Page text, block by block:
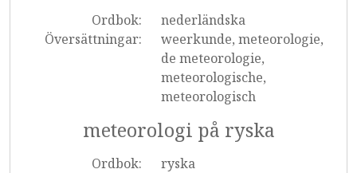
Ordbok:
nederländska
Översättningar:
weerkunde, meteorologie,
de meteorologie,
meteorologische,
meteorologisch
meteorologi på ryska
Ordbok:
ryska